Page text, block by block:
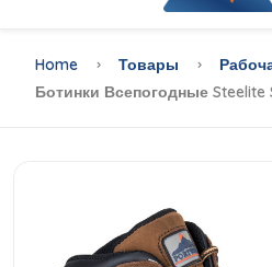
Home Товары
Ботинки Всепогодные Steelite